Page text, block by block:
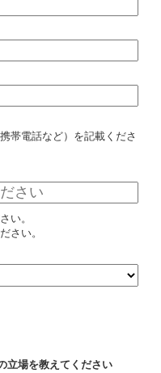
帯電話など）を記載くださ
い。
さい。
立場を教えてください